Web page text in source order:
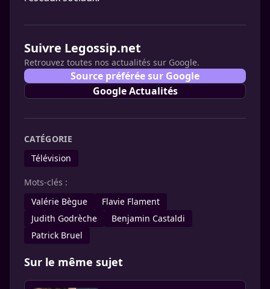
Suivre Legossip.net
Retrouvez toutes nos actualités sur Google.
Source préférée sur Google
Google Actualités
CATÉGORIE
Télévision
Mots-clés :
Valérie Bègue
Flavie Flament
Judith Godrèche
Benjamin Castaldi
Patrick Bruel
Sur le même sujet